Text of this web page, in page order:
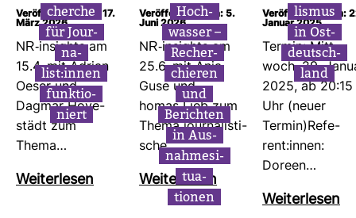
cherche
für Jour­
na­
list:innen
funk­tio­
niert
Veröffentlicht am: 17.
März 2026
NR-​insights am
15.4. mit Adrian
Oeser und
Dagmar Hove­
städt zum
Thema…
Wei­ter­lesen
Hoch­
wasser –
Recher­
chieren
und
Berichten
in Aus­
nah­me­si­
tua­
tionen
Veröffentlicht am: 5.
Juni 2026
NR-​insights am
25.6. mit Anja
Guse und
homas Lieb zum
Thema jour­na­lis­ti­
sche…
Wei­ter­lesen
lismus
in Ost­
deutsch­
land
Veröffentlicht am:
Januar 2025
Termin: Mitt­
woch, 29.
2025, ab 20:15
Uhr (neuer
Termin)Refe­
rent:innen:
Doreen…
Wei­ter­lesen